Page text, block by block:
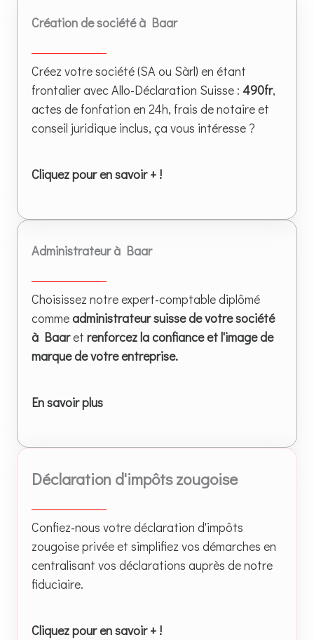
Création de société à Baar
Créez votre société (SA ou Sàrl) en étant
frontalier avec Allo-Déclaration Suisse : 490fr,
actes de fonfation en 24h, frais de notaire et
conseil juridique inclus, ça vous intéresse ?
Cliquez pour en savoir + !
Administrateur à Baar
Choisissez notre expert-comptable diplômé
commeadministrateur suisse de votre société
à Baaret renforcez la confiance et l'image de
marque de votre entreprise.
En savoir plus
Déclaration d'impôts zougoise
Confiez-nous votre déclaration d'impôts
zougoise privée et simplifiez vos démarches en
centralisant vos déclarations auprès de notre
fiduciaire.
Cliquez pour en savoir + !